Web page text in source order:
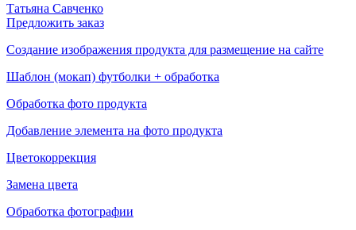
Татьяна Савченко
Предложить заказ
Создание изображения продукта для размещение на сайте
Шаблон (мокап) футболки + обработка
Обработка фото продукта
Добавление элемента на фото продукта
Цветокоррекция
Замена цвета
Обработка фотографии